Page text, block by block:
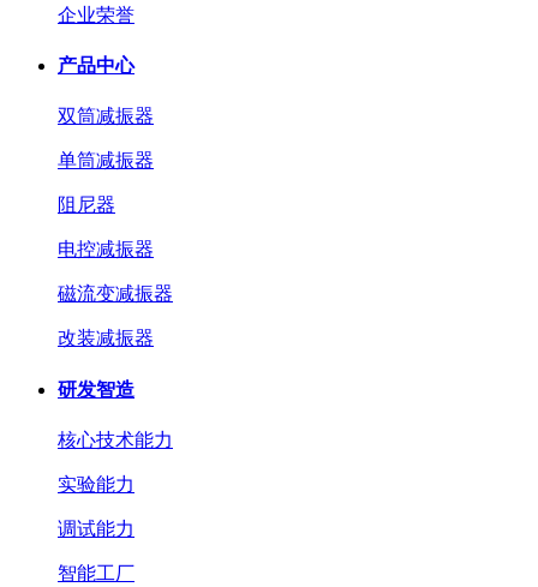
企业荣誉
产品中心
双筒减振器
单筒减振器
阻尼器
电控减振器
磁流变减振器
改装减振器
研发智造
核心技术能力
实验能力
调试能力
智能工厂